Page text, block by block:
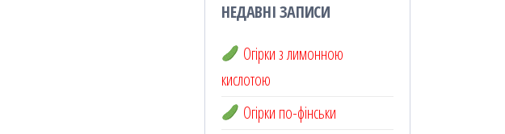
НЕДАВНІ ЗАПИСИ
Огірки з лимонною
кислотою
Огірки по-фінськи